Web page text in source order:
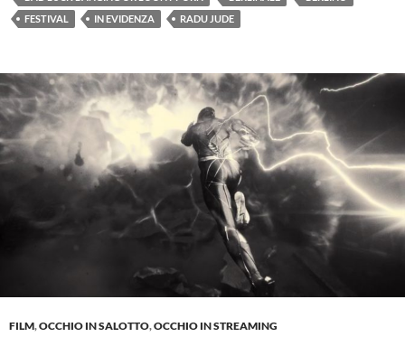
FESTIVAL
IN EVIDENZA RADU JUDE
FILM,OCCHIO IN SALOTTO,OCCHIO IN STREAMING